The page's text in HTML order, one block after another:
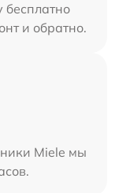
и обратно.
Miele мы